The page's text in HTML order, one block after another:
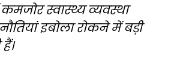
कमजोर स्वास्थ्य व्यवस्था
इबोला रोकने में बड़ी